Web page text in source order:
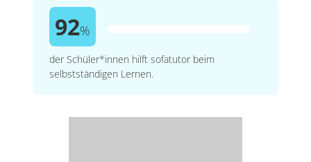
92%
der Schüler*innen hilft sofatutor beim
selbstständigen Lernen.